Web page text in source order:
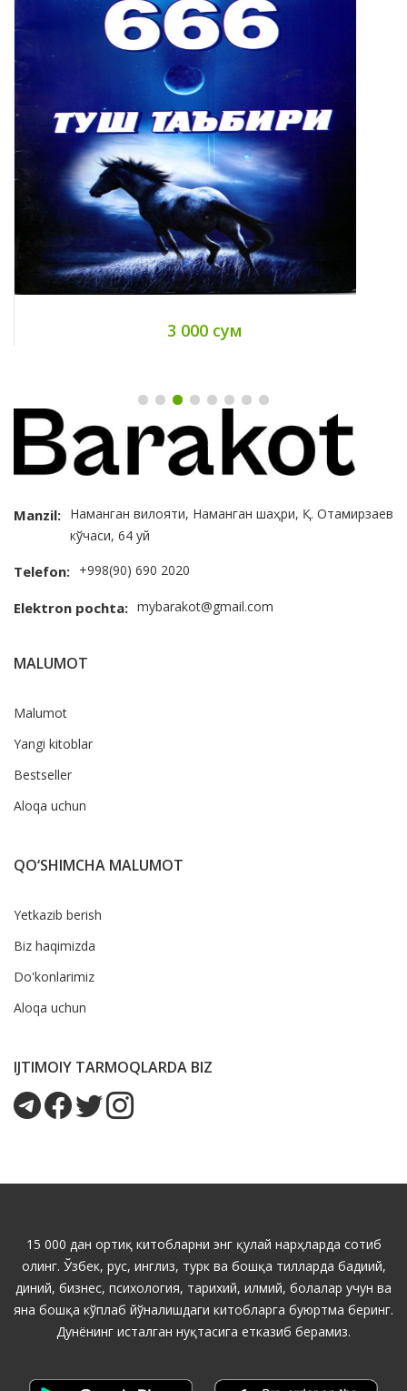
3 000 сум
Manzil: Наманган вилояти, Наманган шаҳри, Қ. Отамирзаев
кўчаси, 64 уй
Telefon: +998(90) 690 2020
Elektron pochta: mybarakot@gmail.com
MALUMOT
Malumot
Yangi kitoblar
Bestseller
Aloqa uchun
QO‘SHIMCHA MALUMOT
Yetkazib berish
Biz haqimizda
Do'konlarimiz
Aloqa uchun
IJTIMOIY TARMOQLARDA BIZ
15 000 дан ортиқ китобларни энг қулай нарҳларда сотиб
олинг. Ўзбек, рус, инглиз, турк ва бошқа тилларда бадиий,
диний, бизнес, психология, тарихий, илмий, болалар учун ва
яна бошқа кўплаб йўналишдаги китобларга буюртма беринг.
Дунёнинг исталган нуқтасига етказиб берамиз.